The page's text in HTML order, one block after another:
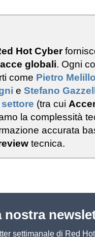
Hot Cyber
globali. Ogni
come Pietro Melillo
e Stefano
(tra cui
la complessità
accurata
tecnica.
nostra
settimanale di Red